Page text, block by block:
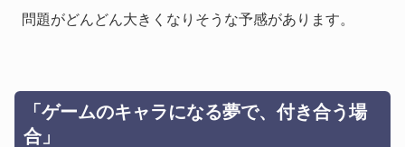
問題がどんどん大きくなりそうな予感があります。
「ゲームのキャラになる夢で、付き合う場
合」